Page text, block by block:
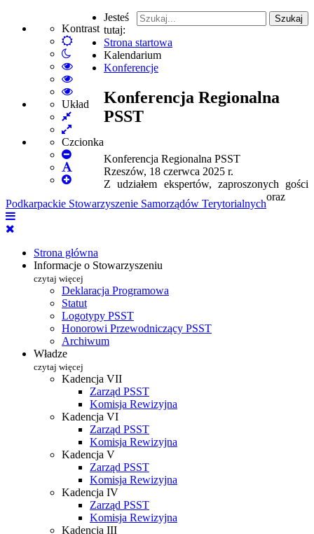
Kontrast
Default
mode
Włącz
tryb
nocny
High
Contrast
Black
White
High
Contrast
Black
High
Contrast
mode
Układ
Fixed
layout
Wide
layout
Czcionka
Set
Smaller
FontDefault
Set
Font
Szukaj
Podkarpackie Stowarzyszenie Samorządów Terytorialnych
Strona główna
Informacje o Stowarzyszeniu
czytaj więcej
Deklaracja Programowa
Statut
Logotypy PSST
Honorowi Przewodniczący PSST
Archiwum
Władze
czytaj więcej
Kadencja VII
Zarząd PSST
Komisja Rewizyjna
Kadencja VI
Zarząd PSST
Komisja Rewizyjna
Kadencja V
Zarząd PSST
Komisja Rewizyjna
Kadencja IV
Zarząd PSST
Komisja Rewizyjna
Kadencja III
Jesteś
tutaj:
Strona startowa
Kalendarium
Konferencje
Konferencja Regionalna
PSST
Konferencja Regionalna PSST
Rzeszów, 18 czerwca 2025 r.
Z udziałem ekspertów, zaproszonych gości
oraz